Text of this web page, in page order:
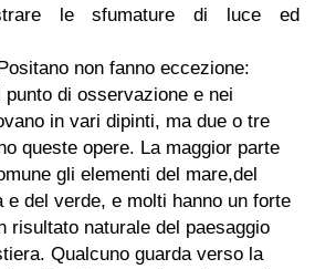
le sfumature di luce ed
non fanno eccezione:
di osservazione e nei
in vari dipinti, ma due o tre
queste opere. La maggior parte
gli elementi del mare,del
e del verde, e molti hanno un forte
risultato naturale del paesaggio
Qualcuno guarda verso la